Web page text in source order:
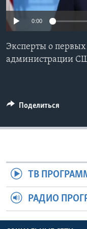
Learning English
СОЦИАЛЬНЫЕ СЕТИ
0:00
Эксперты о
администрации
Поделиться
ТВ
РАДИО